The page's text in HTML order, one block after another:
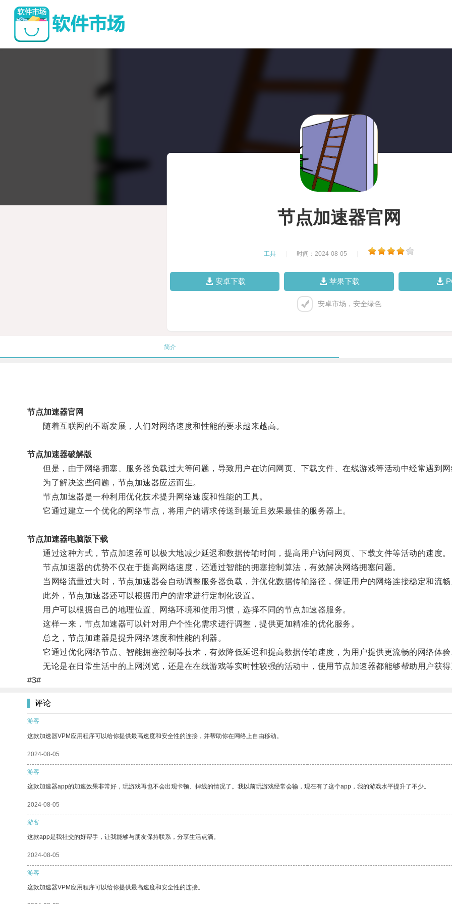
节点加速器官网
工具 时间：2024-08-05
安卓下载 苹果下载
安卓市场，安全绿色
简介
节点加速器官网
随着互联网的不断发展，人们对网络速度和性能的要求越来越高。
节点加速器破解版
但是，由于网络拥塞、服务器负载过大等问题，导致用户在访问网页、下载文件、在线游戏等活动中经常遇到网
为了解决这些问题，节点加速器应运而生。
节点加速器是一种利用优化技术提升网络速度和性能的工具。
它通过建立一个优化的网络节点，将用户的请求传送到最近且效果最佳的服务器上。
节点加速器电脑版下载
通过这种方式，节点加速器可以极大地减少延迟和数据传输时间，提高用户访问网页、下载文件等活动的速度。
节点加速器的优势不仅在于提高网络速度，还通过智能的拥塞控制算法，有效解决网络拥塞问题。
当网络流量过大时，节点加速器会自动调整服务器负载，并优化数据传输路径，保证用户的网络连接稳定和流畅
此外，节点加速器还可以根据用户的需求进行定制化设置。
用户可以根据自己的地理位置、网络环境和使用习惯，选择不同的节点加速器服务。
这样一来，节点加速器可以针对用户个性化需求进行调整，提供更加精准的优化服务。
总之，节点加速器是提升网络速度和性能的利器。
它通过优化网络节点、智能拥塞控制等技术，有效降低延迟和提高数据传输速度，为用户提供更流畅的网络体验
无论是在日常生活中的上网浏览，还是在在线游戏等实时性较强的活动中，使用节点加速器都能够帮助用户获得
#3#
评论
游客
这款加速器VPM应用程序可以给你提供最高速度和安全性的连接，并帮助你在网络上自由移动。
2024-08-05
游客
这款加速器app的加速效果非常好，玩游戏再也不会出现卡顿、掉线的情况了。我以前玩游戏经常会输，现在有了这个app，我的游戏水平提升了不少。
2024-08-05
游客
这款app是我社交的好帮手，让我能够与朋友保持联系，分享生活点滴。
2024-08-05
游客
这款加速器VPM应用程序可以给你提供最高速度和安全性的连接。